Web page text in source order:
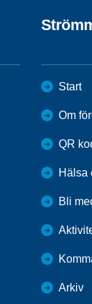
Start
Om
QR
Hälsa
Bli
Arkiv